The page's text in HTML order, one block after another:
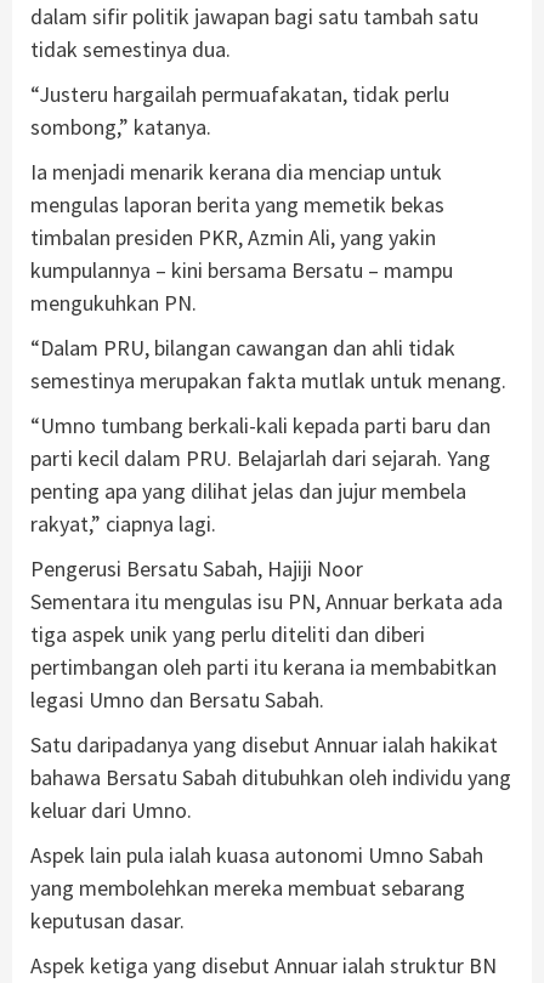
dalam sifir politik jawapan bagi satu tambah satu
tidak semestinya dua.
“Justeru hargailah permuafakatan, tidak perlu
sombong,” katanya.
Ia menjadi menarik kerana dia menciap untuk
mengulas laporan berita yang memetik bekas
timbalan presiden PKR, Azmin Ali, yang yakin
kumpulannya – kini bersama Bersatu – mampu
mengukuhkan PN.
“Dalam PRU, bilangan cawangan dan ahli tidak
semestinya merupakan fakta mutlak untuk menang.
“Umno tumbang berkali-kali kepada parti baru dan
parti kecil dalam PRU. Belajarlah dari sejarah. Yang
penting apa yang dilihat jelas dan jujur membela
rakyat,” ciapnya lagi.
Pengerusi Bersatu Sabah, Hajiji Noor
Sementara itu mengulas isu PN, Annuar berkata ada
tiga aspek unik yang perlu diteliti dan diberi
pertimbangan oleh parti itu kerana ia membabitkan
legasi Umno dan Bersatu Sabah.
Satu daripadanya yang disebut Annuar ialah hakikat
bahawa Bersatu Sabah ditubuhkan oleh individu yang
keluar dari Umno.
Aspek lain pula ialah kuasa autonomi Umno Sabah
yang membolehkan mereka membuat sebarang
keputusan dasar.
Aspek ketiga yang disebut Annuar ialah struktur BN